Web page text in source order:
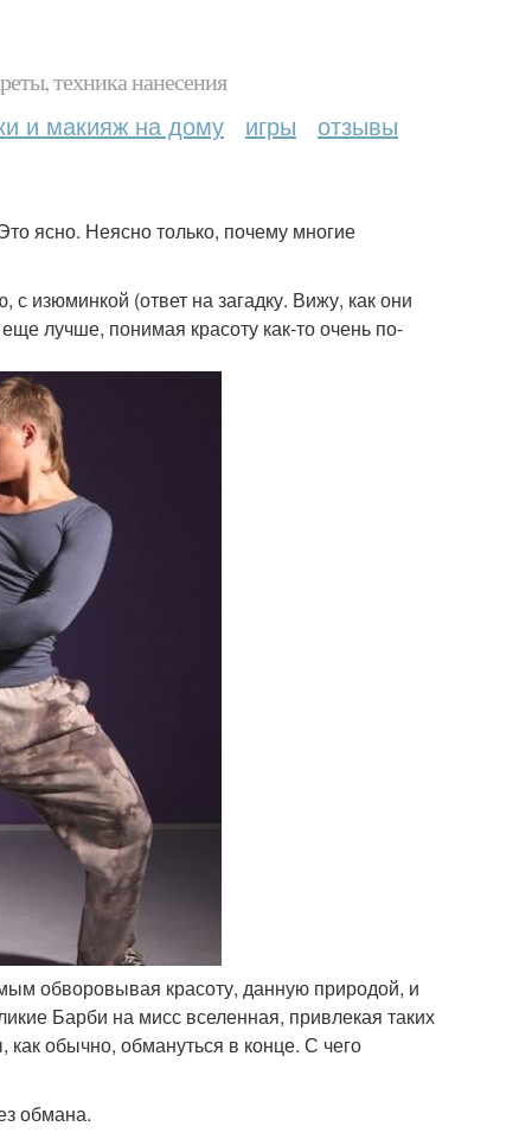
техника нанесения
и макияж на дому игры отзывы
ясно. Неясно только, почему многие
изюминкой (ответ на загадку. Вижу, как они
лучше, понимая красоту как-то очень по-
обворовывая красоту, данную природой, и
Барби на мисс вселенная, привлекая таких
как обычно, обмануться в конце. С чего
обмана.